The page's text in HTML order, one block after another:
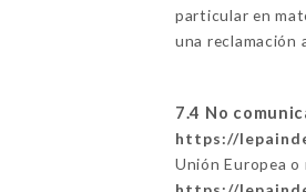
particular en
una reclamación
7.4 No
https://
Unión Europea